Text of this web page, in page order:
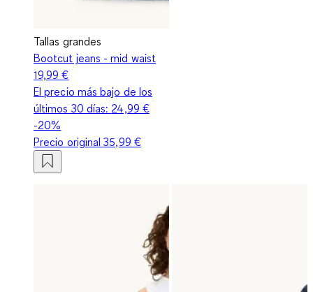
Tallas grandes
Bootcut jeans - mid waist
19,99 €
El precio más bajo de los
últimos 30 días: 24,99 €
-20%
Precio original35,99 €